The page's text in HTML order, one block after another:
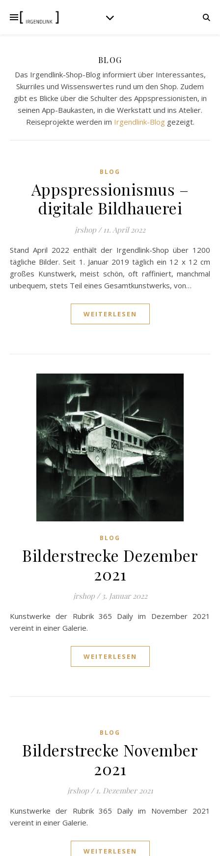
BLOG
Das Irgendlink-Shop-Blog informiert über Interessantes,
Skurriles und Wissenswertes rund um den Shop. Zudem
gibt es Blicke über die Schulter des Appspressionisten, in
seinen App-Baukasten, in die Werkstatt und ins Atelier.
Reiseprojekte werden im Irgendlink-Bloggezeigt.
BLOG
Appspressionismus –
digitale Bildhauerei
jrshop / 11. April 2022
Stand April 2022 enthält der Irgendlink-Shop über 1200
tägliche Bilder. Seit 1. Januar 2019 täglich ein 12 x 12 cm
großes Kunstwerk, meist schön, oft raffiniert, manchmal
unbequem, stets Teil eines Gesamtkunstwerks, von…
WEITERLESEN
BLOG
Bilderstrecke Dezember
2021
jrshop / 3. Januar 2022
Kunstwerke der Rubrik 365 Daily im Dezember 2021
vereint in einer Galerie.
WEITERLESEN
BLOG
Bilderstrecke November
2021
jrshop / 1. Dezember 2021
Kunstwerke der Rubrik 365 Daily im November 2021
vereint in einer Galerie.
WEITERLESEN